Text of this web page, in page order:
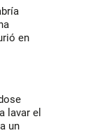
en
lavar el
un